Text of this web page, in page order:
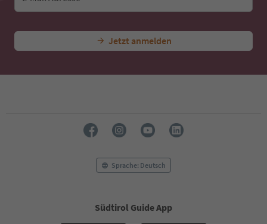
Jetzt anmelden
Sprache: Deutsch
Südtirol Guide App